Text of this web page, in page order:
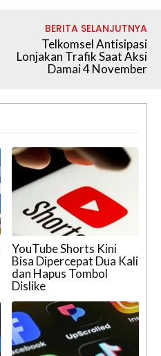
BERITA SELANJUTNYA
Telkomsel Antisipasi
Lonjakan Trafik Saat Aksi
Damai 4 November
YouTube Shorts Kini
Bisa Dipercepat Dua Kali
dan Hapus Tombol
Dislike